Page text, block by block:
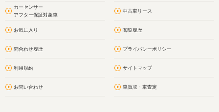
カーセンサー
アフター保証対象車
中古車リース
お気に入り 閲覧履歴
問合わせ履歴 プライバシーポリシー
利用規約 サイトマップ
お問い合わせ 車買取・車査定